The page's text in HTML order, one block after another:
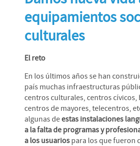
equipamientos
culturales
El reto
En los últimos años se han
país muchas infraestructuras
centros culturales, centros cívicos,
centros de mayores, telecentros,
algunas deestas instalaciones
a la falta de programas y
a los usuarios para los que fueron